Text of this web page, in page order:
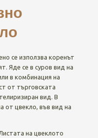
се използва коренът
Яде се в суров вид на
в комбинация на
от търговската
вид. В
от цвекло, във вид на
Листата на цвеклото